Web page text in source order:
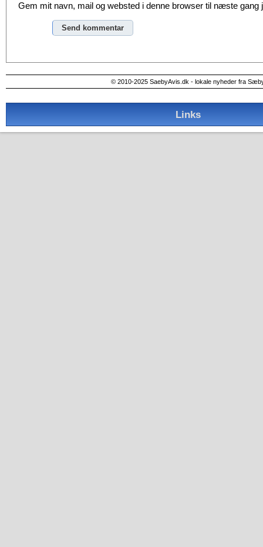
Gem mit navn, mail og websted i denne browser til næste gang
© 2010-2025 SaebyAvis.dk - lokale nyheder fra
Links